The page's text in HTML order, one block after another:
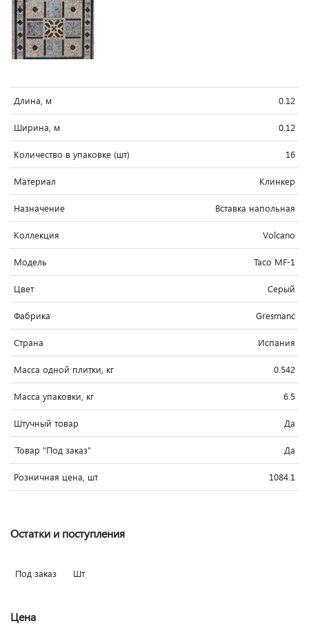
Длина, м 0.12
Ширина, м 0.12
Количество в упаковке (шт) 16
Материал Клинкер
Назначение Вставка напольная
Коллекция Volcano
Модель Taco MF-1
Цвет Серый
Фабрика Gresmanc
Страна Испания
Масса одной плитки, кг 0.542
Масса упаковки, кг 6.5
Штучный товар Да
`Товар "Под заказ" Да
Розничная цена, шт 1084.1
Остатки и поступления
Под заказ Шт
Цена